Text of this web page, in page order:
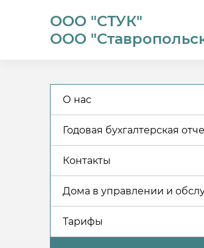
ООО "СТУК"
ООО
О нас
Годовая бухгалтерская
Контакты
Дома в управлении и
Тарифы